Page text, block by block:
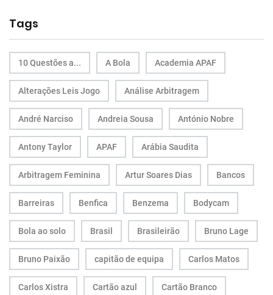
Tags
10 Questões a... A Bola Academia APAF
Alterações Leis Jogo Análise Arbitragem
André Narciso Andreia Sousa António Nobre
Antony Taylor APAF Arábia Saudita
Arbitragem Feminina Artur Soares Dias Bancos
Barreiras Benfica Benzema Bodycam
Bola ao solo Brasil Brasileirão Bruno Lage
Bruno Paixão capitão de equipa Carlos Matos
Carlos Xistra Cartão azul Cartão Branco